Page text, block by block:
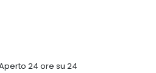
24 ore su 24